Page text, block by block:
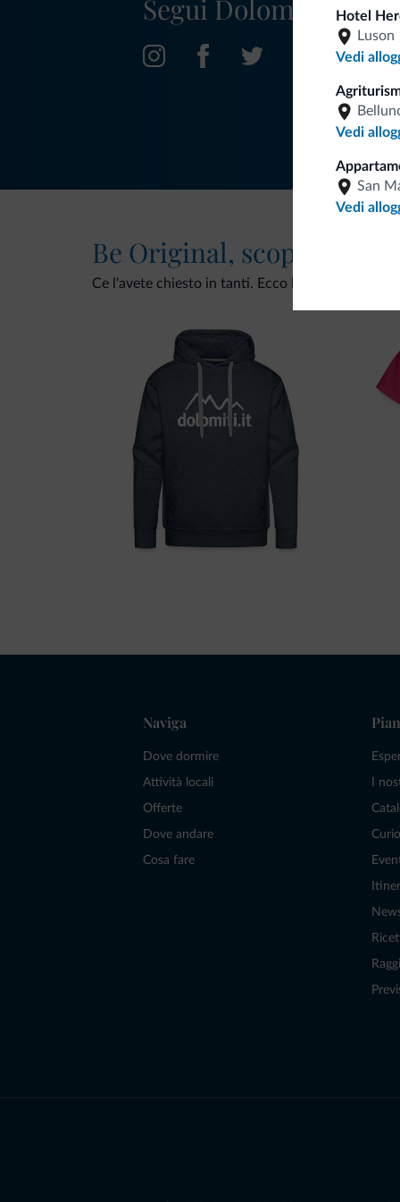
Hotel
Luson
Vedi
Vedi
San
Vedi
Segui Dolomiti.it
Be Original, scopri la
Ce l'avete chiesto in tanti. Ecco la nuova
Naviga
Dove dormire
Attività locali
Offerte
Dove andare
Cosa fare
I